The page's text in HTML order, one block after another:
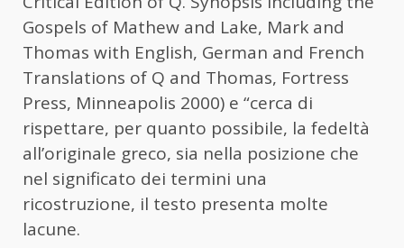
Gospels of Mathew and Lake, Mark and
Thomas with English, German and French
Translations of Q and Thomas, Fortress
Press, Minneapolis 2000) e “cerca di
rispettare, per quanto possibile, la fedeltà
all’originale greco, sia nella posizione che
nel significato dei termini una
ricostruzione, il testo presenta molte
lacune.